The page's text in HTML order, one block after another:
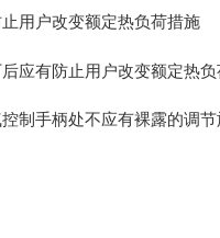
户改变额定热负荷措施
有防止用户改变额定热负
手柄处不应有裸露的调节